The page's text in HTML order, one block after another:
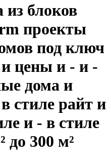
блоков
проекты
под ключ
цены и - и -
дома и
стиле райт и
и - в стиле
до 300 м²